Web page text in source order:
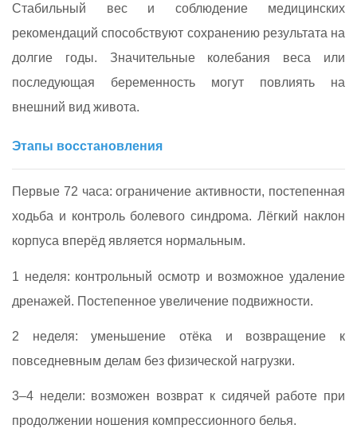
Стабильный вес и соблюдение медицинских
рекомендаций способствуют сохранению результата на
долгие годы. Значительные колебания веса или
последующая беременность могут повлиять на
внешний вид живота.
Этапы восстановления
Первые 72 часа: ограничение активности, постепенная
ходьба и контроль болевого синдрома. Лёгкий наклон
корпуса вперёд является нормальным.
1 неделя: контрольный осмотр и возможное удаление
дренажей. Постепенное увеличение подвижности.
2 неделя: уменьшение отёка и возвращение к
повседневным делам без физической нагрузки.
3–4 недели: возможен возврат к сидячей работе при
продолжении ношения компрессионного белья.